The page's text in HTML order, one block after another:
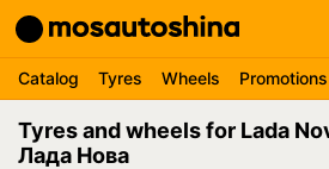
Catalog Tyres Wheels Promotions
Tyres and wheels for Lada
Лада Нова